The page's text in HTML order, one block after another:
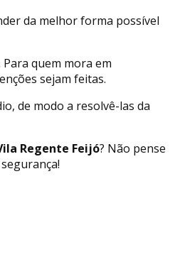
da melhor forma possível
quem mora em
sejam feitas.
de modo a resolvê-las da
Regente Feijó? Não pense